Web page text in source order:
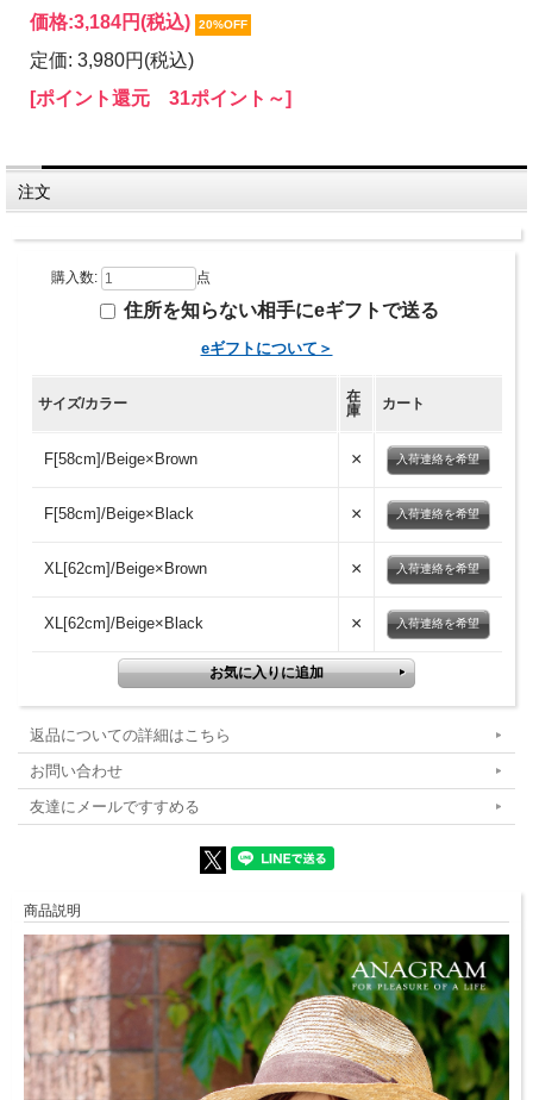
価格:3,184円(税込) 20%OFF
定価: 3,980円(税込)
[ポイント還元 31ポイント～]
注文
購入数: 点
住所を知らない相手にeギフトで送る
eギフトについて＞
サイズ/カラー
在
庫
カート
F[58cm]/Beige×Brown × 入荷連絡を希望
F[58cm]/Beige×Black × 入荷連絡を希望
XL[62cm]/Beige×Brown × 入荷連絡を希望
XL[62cm]/Beige×Black × 入荷連絡を希望
返品についての詳細はこちら
お問い合わせ
友達にメールですすめる
商品説明